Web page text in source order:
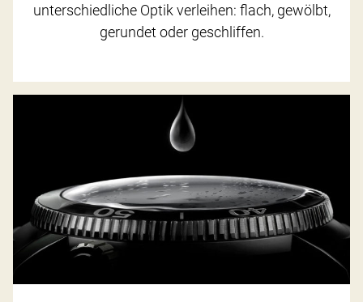
unterschiedliche Optik verleihen: flach, gewölbt,
gerundet oder geschliffen.